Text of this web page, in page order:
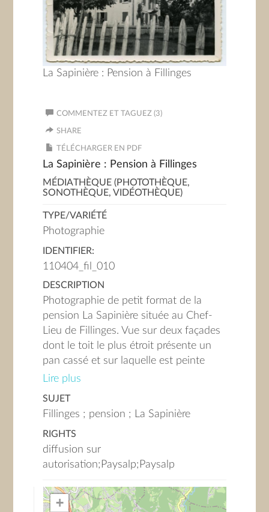
La Sapinière : Pension à Fillinges
COMMENTEZ ET TAGUEZ (3)
SHARE
TÉLÉCHARGER EN PDF
La Sapinière : Pension à Fillinges
MÉDIATHÈQUE (PHOTOTHÈQUE,
SONOTHÈQUE, VIDÉOTHÈQUE)
TYPE/VARIÉTÉ
Photographie
IDENTIFIER:
110404_fil_010
DESCRIPTION
Photographie de petit format de la
pension La Sapinière située au Chef-
Lieu de Fillinges. Vue sur deux façades
dont le toit le plus étroit présente un
pan cassé et sur laquelle est peinte
l'enseigne "HÔTEL-PENSION LA
elle renferme aujourd'hui des locaux
communaux. Cette image est liée au
témoignage audio de Madame
DUMONT DAYOT Andrée.
Lire plus
SUJET
Fillinges ; pension ; La Sapinière
RIGHTS
diffusion sur
autorisation;Paysalp;Paysalp
+